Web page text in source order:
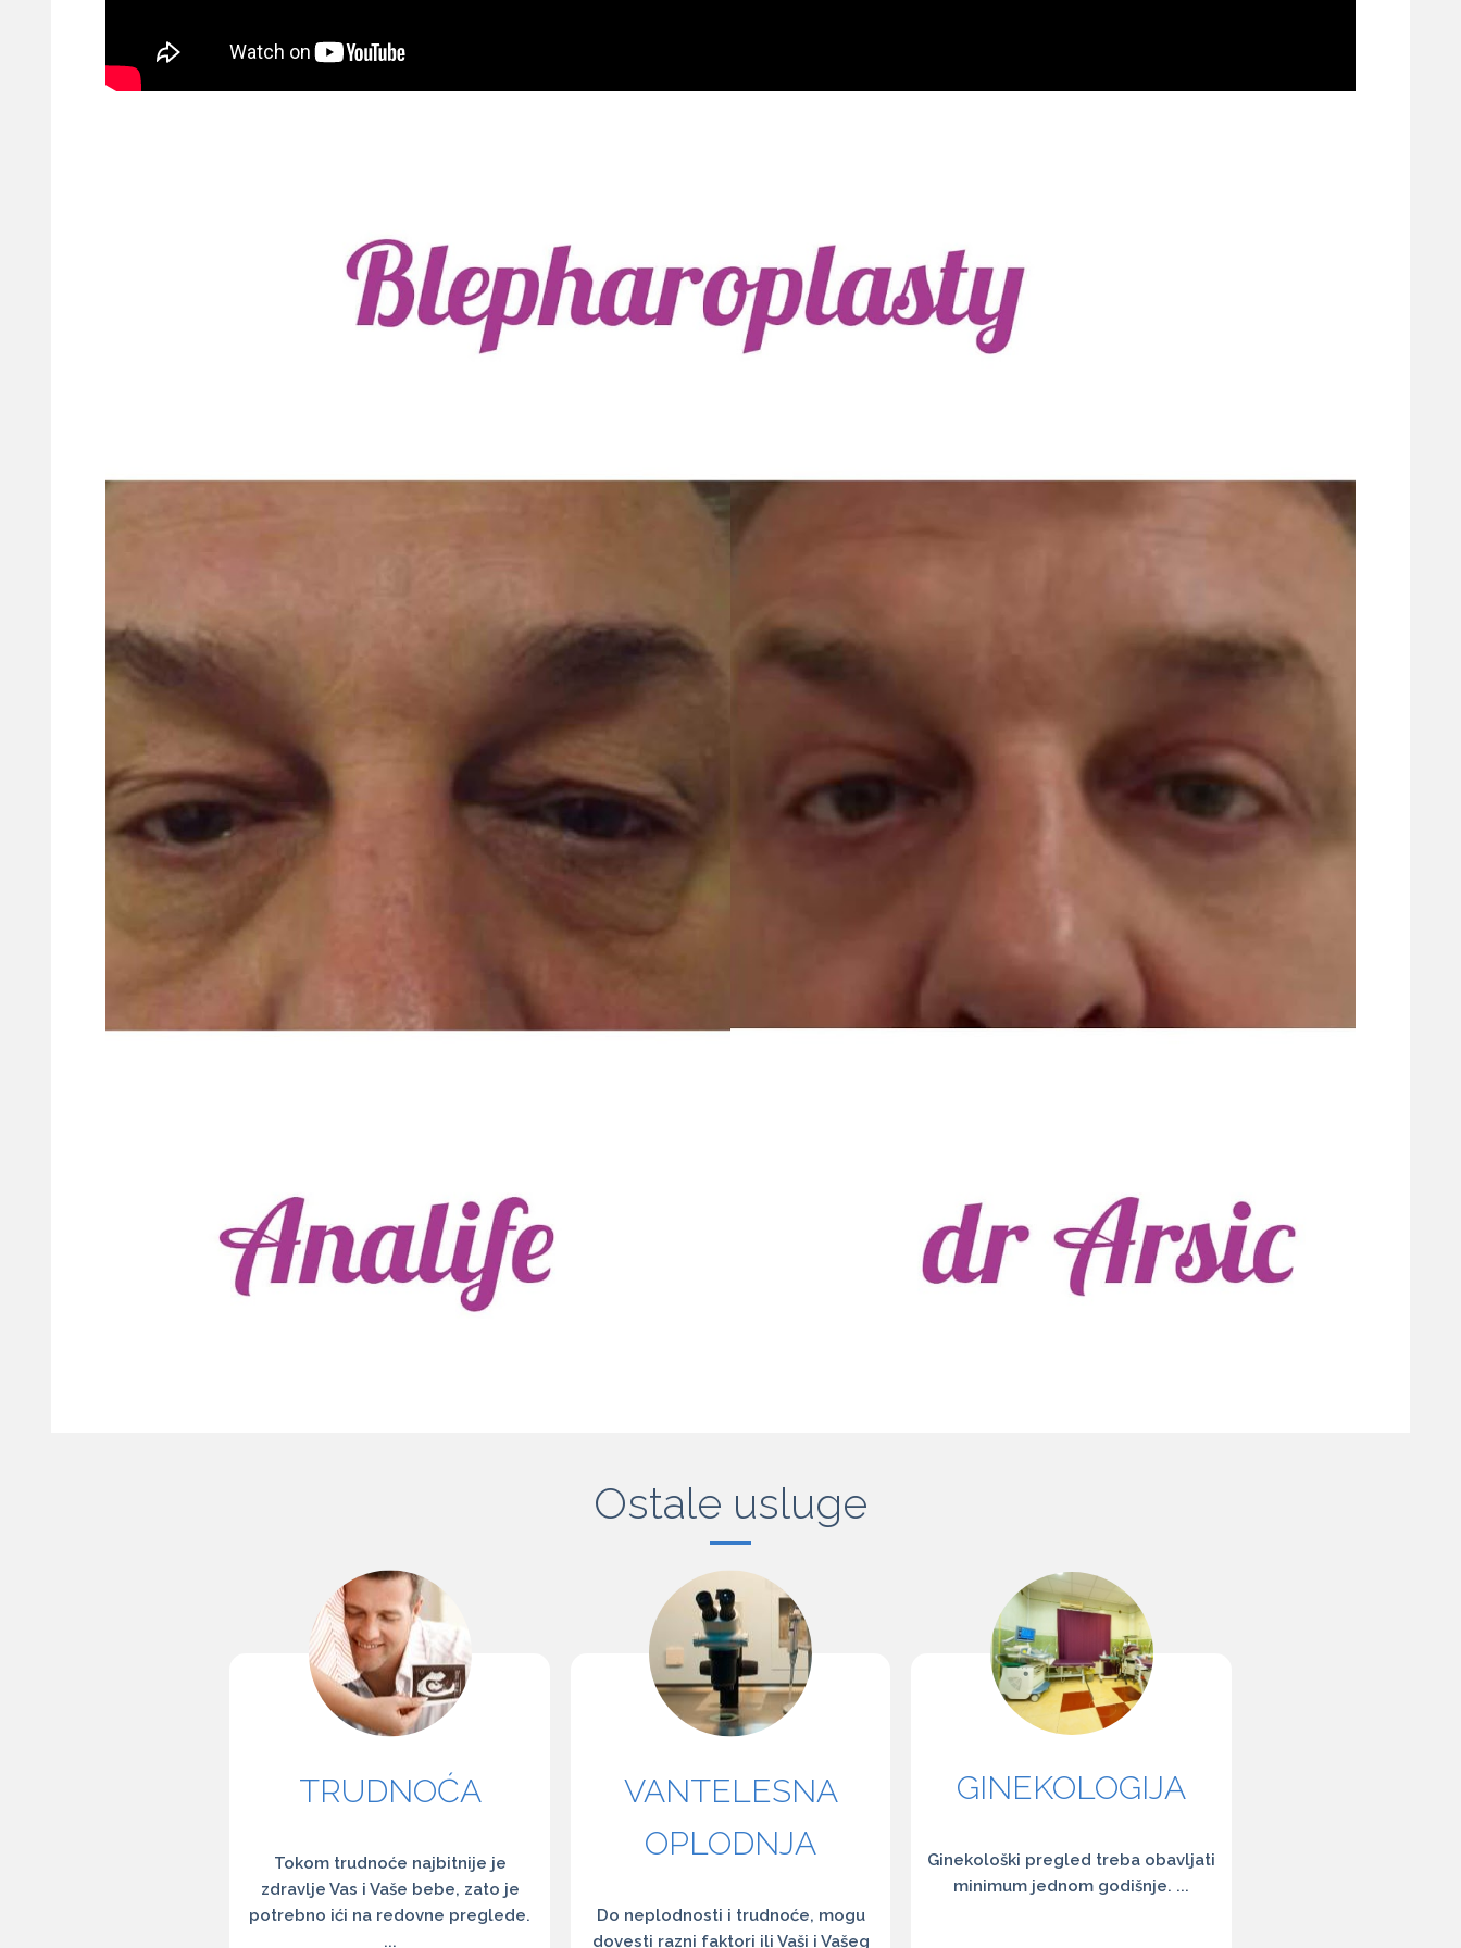
Ostale usluge
TRUDNOĆA
Tokom trudnoće najbitnije je
zdravlje Vas i Vaše bebe, zato je
potrebno ići na redovne preglede.
...
VANTELESNA
OPLODNJA
Do neplodnosti i trudnoće, mogu
dovesti razni faktori ili Vaši i Vašeg
GINEKOLOGIJA
Ginekološki pregled treba obavljati
minimum jednom godišnje. ...